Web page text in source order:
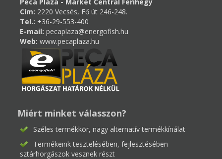
Cím: 2220 Vecsés, Fő út 246-248.
Tel.: +36-29-553-400
E-mail: pecaplaza@energofish.hu
Web: www.pecaplaza.hu
Miért minket válasszon?
Széles termékkör, nagy alternatív termékkínálat
Termékeink tesztelésében, fejlesztésében
sztárhorgászok vesznek részt